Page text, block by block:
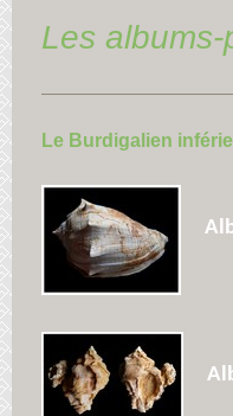
Les
Le Burdigalien